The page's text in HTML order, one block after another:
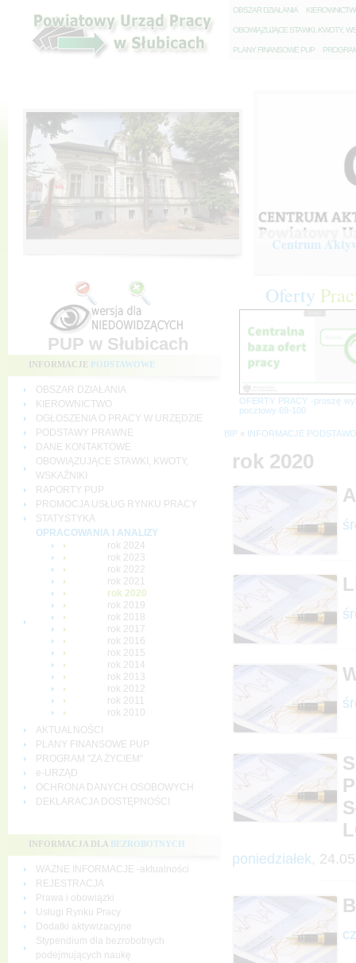
OBSZAR DZIAŁANIA K
OBOWIĄZUJĄCE STAWKI, KWOTY,
PLANY FINANSOWE PUP P
Centrum
PUP w Słubicach
INFORMACJE PODSTAWOWE
OBSZAR DZIAŁANIA
KIEROWNICTWO
OGŁOSZENIA O PRACY W URZĘDZIE
PODSTAWY PRAWNE
DANE KONTAKTOWE
OBOWIĄZUJĄCE STAWKI, KWOTY,
WSKAŹNIKI
RAPORTY PUP
PROMOCJA USŁUG RYNKU PRACY
STATYSTYKA
OPRACOWANIA I ANALIZY
rok 2024
rok 2023
rok 2022
rok 2021
rok 2020
rok 2019
rok 2018
rok 2017
rok 2016
rok 2015
rok 2014
rok 2013
rok 2012
rok 2011
rok 2010
AKTUALNOŚCI
PLANY FINANSOWE PUP
PROGRAM "ZA ŻYCIEM"
e-URZĄD
OCHRONA DANYCH OSOBOWYCH
DEKLARACJA DOSTĘPNOŚCI
INFORMACJA DLA BEZROBOTNYCH
WAŻNE INFORMACJE -aktualności
REJESTRACJA
Prawa i obowiązki
Usługi Rynku Pracy
Dodatki aktywizacyjne
Stypendium dla bezrobotnych
podejmujących naukę
Oferty
OFERTY PRACY -proszę
pocztowy 69-100
BIP » INFORMACJE
rok 2020
poniedziałek,